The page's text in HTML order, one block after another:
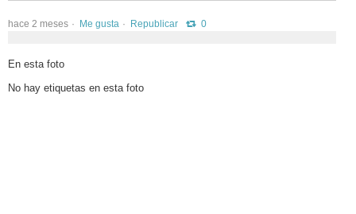
hace 2 meses Me gusta Republicar 0
En esta foto
No hay etiquetas en esta foto